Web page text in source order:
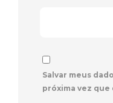
Salvar meus
próxima vez